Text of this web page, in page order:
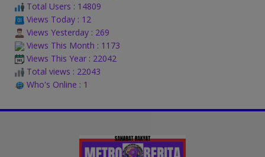
Total Users : 14809
Views Today : 12
Views Yesterday : 269
Views This Month : 1173
Views This Year : 22042
Total views : 22043
Who's Online : 1